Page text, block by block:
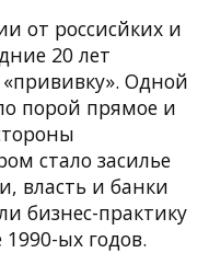
от россисйких и
20 лет
Одной
порой прямое и
стало засилье
власть и банки
бизнес-практику
ых годов.